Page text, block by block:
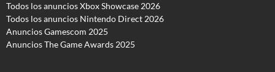
Todos los anuncios Xbox Showcase 2026
Todos los anuncios Nintendo Direct 2026
Anuncios Gamescom 2025
Anuncios The Game Awards 2025